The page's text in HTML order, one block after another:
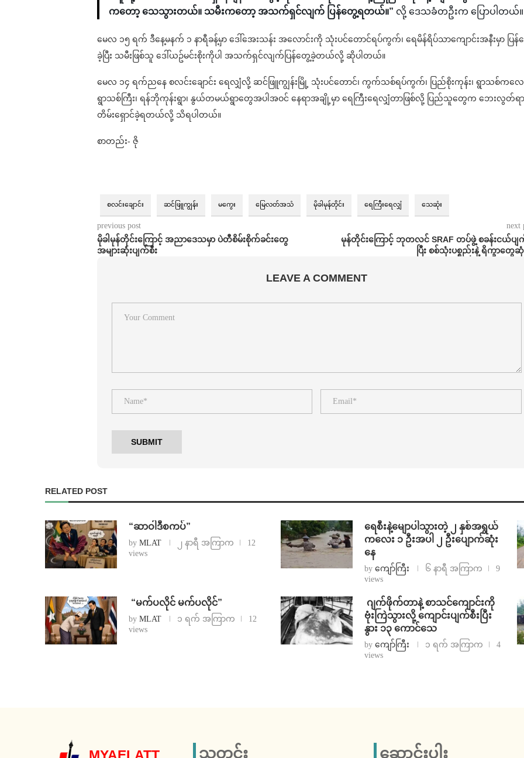
ကတော့ သေသွားတယ်။ သမီးကတော့ အသက်ရှင်လျက် ပြန်တွေ့ရတယ်။” လို့ ဒေသခံတဦးက ပြောပါတယ်။
မေလ ၁၅ ရက် ဒီနေ့မနက် ၁ နာရီခန့်မှာ ဒေါ်အေးသန်း အလောင်းကို သုံးပင်တောင်ရပ်ကွက်၊ ရေမိန်ရိပ်သာကျောင်းအနီးမှာ ပြန်
ခဲ့ပြီး သမီးဖြစ်သူ ဒေါ်ယဥ်မင်းစိုးကိုပါ အသက်ရှင်လျက်ပြန်တွေ့ခဲ့တယ်လို့ ဆိုပါတယ်။
မေလ ၁၄ ရက်ညနေ စလင်းချောင်း ရေလျှံလို့ ဆင်ဖြူကျွန်းမြို့ သုံးပင်တောင်၊ ကွက်သစ်ရပ်ကွက်၊ ပြည်စိုးကုန်း၊ ရွာသစ်ကလေ
ရွာသစ်ကြီး၊ ရန်ဘိုကုန်းရွာ၊ နွယ်တမယ်ရွာတွေအပါအဝင် နေရာအချို့မှာ ရေကြီးရေလျှံတာဖြစ်လို့ ပြည်သူတွေက ဘေးလွတ်ရ
တိမ်းရှောင်ခဲ့ရတယ်လို့ သိရပါတယ်။
စာတည်း- ဇို
စလင်းချောင်း ဆင်ဖြူကျွန်း မကွေး မြေလတ်အသံ မိုခါမုန်တိုင်း ရေကြီးရေလျှံ သေဆုံး
previous post
မိုခါမုန်တိုင်းကြောင့် အညာဒေသမှာ ပဲတီစိမ်းစိုက်ခင်းတွေ
အများဆုံးပျက်စီး
next
မုန်တိုင်းကြောင့် ဘုတလင် SRAF တပ်ဖွဲ့ စခန်းငယ်ပျ
ပြီး စစ်သုံးပစ္စည်းနဲ့ ရိက္ခာတွေဆုံ
LEAVE A COMMENT
RELATED POST
“ဆာဝါဒီစကပ်”
by MLAT ၂ နာရီ အကြာက
12
views
ရေစီးနဲ့မျောပါသွားတဲ့ ၂ နှစ်အရွယ်
ကလေး ၁ ဦးအပါ ၂ ဦးပျောက်ဆုံး
နေ
by ကျော်ကြီး ၆ နာရီ အကြာက
9
views
⁨ ⁨“မက်ပလိုင် မက်ပလိုင်”
by MLAT ၁ ရက် အကြာက
12
views
⁨⁩ ⁨ဂျက်ဖိုက်တာနဲ့ စာသင်ကျောင်းကို
ဗုံးကြဲသွားလို့ ကျောင်းပျက်စီးပြီး
နွား ၁၃ ကောင်သေ
by ကျော်ကြီး ၁ ရက် အကြာက
4
views
သတင်း ဆောင်းပါး